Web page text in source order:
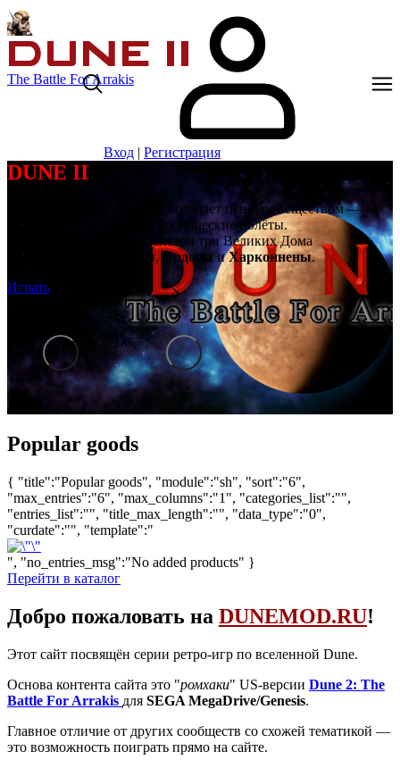
The Battle For Arrakis
Вход | Регистрация
DUNE II
Далёкая планета Арракис обладает ценным веществом —
спайсом, сокращающим космические полёты.
Борются за владение планетой три Великих Дома
Ландсраада:
Атрейдесы, ОрдосыиХарконнены.
Играть
1/6
Popular goods
{ "title":"Popular goods", "module":"sh", "sort":"6",
"max_entries":"6", "max_columns":"1", "categories_list":"",
"entries_list":"", "title_max_length":"", "data_type":"0",
"curdate":"", "template":"
", "no_entries_msg":"No added products" }
Перейти в каталог
Добро пожаловать на DUNEMOD.RU!
Этот сайт посвящён серии ретро-игр по вселенной Dune.
Основа контента сайта это "ромхаки" US-версии Dune 2: The
Battle For Arrakis для SEGA MegaDrive/Genesis.
Главное отличие от других сообществ со схожей тематикой —
это возможность поиграть прямо на сайте.